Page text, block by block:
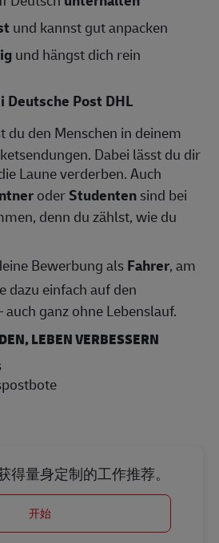
und kannst gut anpacken
und hängst dich rein
Deutsche Post DHL
du den Menschen in deinem
Dabei lässt du dir
Laune verderben. Auch
oderStudentensind bei
denn du zählst, wie du
Bewerbung alsFahrer, am
dazu einfach auf den
ganz ohne Lebenslauf.
LEBEN VERBESSERN
得量身定制的工作推荐。
开始